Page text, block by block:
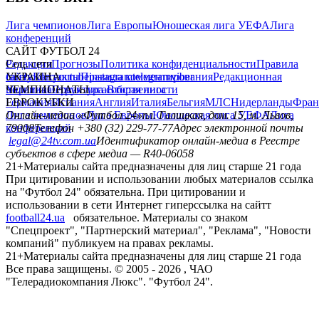
Лига чемпионовЛига ЕвропыЮношеская лига УЕФАЛига
конференций
САЙТ ФУТБОЛ 24
РедакцияПрогнозыПолитика конфиденциальностиПравила
сайтуКонтактыПравила комментированияРедакционная
политикаСтруктура собственности
Соц. сети
facebookxyoutubeinstagramtelegramviber
УКРАИНА
УкраинаПервая лигаВторая лига
ЧЕМПИОНАТЫ
ГерманияИспанияАнглияИталияБельгияМЛСНидерланды
ЕВРОКУБКИ
Лига чемпионовЛига ЕвропыЮношеская лига УЕФАЛига
конференций
Онлайн-медиа «Футбол 24»пл. Галицкая, дом. 15, м. Львов,
79008Телефон +380 (32) 229-77-77Адрес электронной почты
legal@24tv.com.uaИдентификатор онлайн-медиа в Реестре
субъектов в сфере медиа — R40-06058
21+Материалы сайта предназначены для лиц старше 21 года
При цитировании и использовании любых материалов ссылка
на "Футбол 24" обязательна. При цитировании и
использовании в сети Интернет гиперссылка на сайтт
football24.ua
обязательное. Материалы со знаком
"Спецпроект", "Партнерский материал", "Реклама", "Новости
компаний" публикуем на правах рекламы.
21+Материалы сайта предназначены для лиц старше 21 года
Все права защищены. © 2005 - 2026 , ЧАО
"Телерадиокомпания Люкс". "Футбол 24".